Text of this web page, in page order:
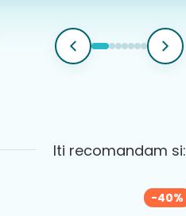
Iti recomandam si:
-40%